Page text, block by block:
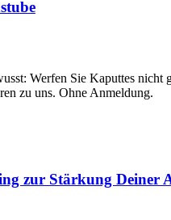
Werfen Sie Kaputtes nicht
zu uns. Ohne Anmeldung.
zur Stärkung Deiner